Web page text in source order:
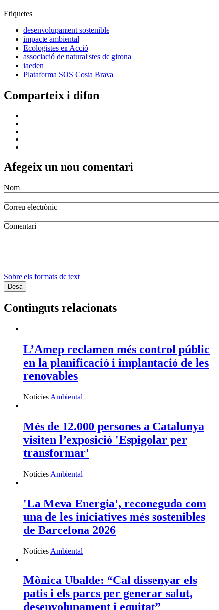
Etiquetes
desenvolupament sostenible
impacte ambiental
Ecologistes en Acció
associació de naturalistes de girona
iaeden
Plataforma SOS Costa Brava
Comparteix i difon
Afegeix un nou comentari
Nom
Correu electrònic
Comentari
Sobre els formats de text
Continguts relacionats
L’Amep reclamen més control públic
en la planificació i implantació de les
renovables
Més de 12.000 persones a Catalunya
visiten l’exposició 'Espigolar per
transformar'
'La Meva Energia', reconeguda com
una de les iniciatives més sostenibles
de Barcelona 2026
Mònica Ubalde: “Cal dissenyar els
patis i els parcs per generar salut,